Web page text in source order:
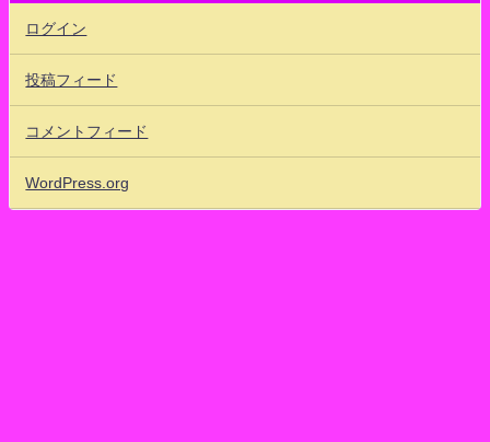
ログイン
投稿フィード
コメントフィード
WordPress.org